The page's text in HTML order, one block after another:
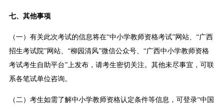
七、其他事项
（一）有关此次考试的信息将在“中小学教师资格考试”网站、“广西
招生考试院”网站、“柳园清风”微信公众号、“广西中小学教师资格
考试考生自助平台”上发布，请考生密切关注。其他未尽事宜，可联
系各笔试单位咨询。
（二）考生如需了解中小学教师资格认定条件等信息，可登录“中国